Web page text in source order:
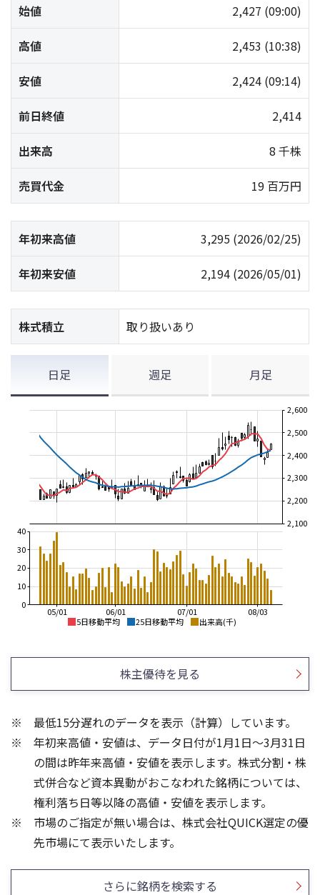
始値 2,427 (09:00)
高値 2,453 (10:38)
安値 2,424 (09:14)
前日終値 2,414
出来高 8 千株
売買代金 19 百万円
年初来高値 3,295 (2026/02/25)
年初来安値 2,194 (2026/05/01)
株式積立 取り扱いあり
日足 週足 月足
5日移動平均 25日移動平均 出来高(千)
08/03
07/01
06/01
05/01
2,100
2,200
2,300
2,400
2,500
2,600
0
10
20
30
40
25/12
25/10
25/08
25/06
25/04
1,800
2,000
2,200
2,800
3,000
3,200
20
24/01
23/01
22/01
21/01
1,500
2,000
3,000
20
株主優待を見る
最低15分遅れのデータを表示（計算）しています。
年初来高値・安値は、データ日付が1月1日～3月31日
の間は昨年来高値・安値を表示します。株式分割・株
式併合など資本異動がおこなわれた銘柄については、
権利落ち日等以降の高値・安値を表示します。
市場のご指定が無い場合は、株式会社QUICK選定の優
先市場にて表示いたします。
さらに銘柄を検索する